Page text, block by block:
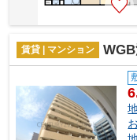
賃貸 | マンション